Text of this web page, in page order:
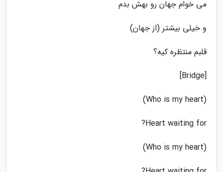
می خوام جهان رو بهش بدم
و خیلی بیشتر (از جهان)
قلبم منتظره کیه؟
[Bridge]
(Who is my heart)
Heart waiting for?
(Who is my heart)